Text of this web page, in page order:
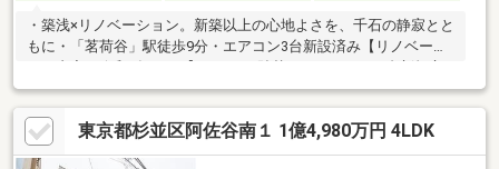
・築浅×リノベーション。新築以上の心地よさを、千石の静寂とと
もに・「茗荷谷」駅徒歩9分・エアコン3台新設済み【リノベーシ
換■ 水栓金具新規交換■ トイレ新規交換■ エアコン新規設置（３
台）■ カーテンレール設置■ レースカーテン■ ハウスクリーニング
東京都杉並区阿佐谷南１ 1億4,980万円 4LDK